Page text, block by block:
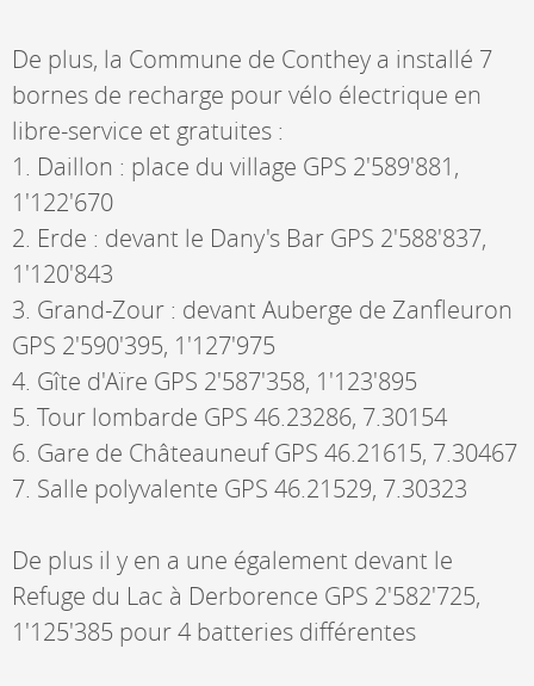
De plus, la Commune de Conthey a installé 7
bornes de recharge pour vélo électrique en
libre-service et gratuites :
1. Daillon : place du village GPS 2'589'881,
1'122'670
2. Erde : devant le Dany's Bar GPS 2'588'837,
1'120'843
3. Grand-Zour : devant Auberge de Zanfleuron
GPS 2'590'395, 1'127'975
4. Gîte d'Aïre GPS 2'587'358, 1'123'895
5. Tour lombarde GPS 46.23286, 7.30154
6. Gare de Châteauneuf GPS 46.21615, 7.30467
7. Salle polyvalente GPS 46.21529, 7.30323
De plus il y en a une également devant le
Refuge du Lac à Derborence GPS 2'582'725,
1'125'385 pour 4 batteries différentes